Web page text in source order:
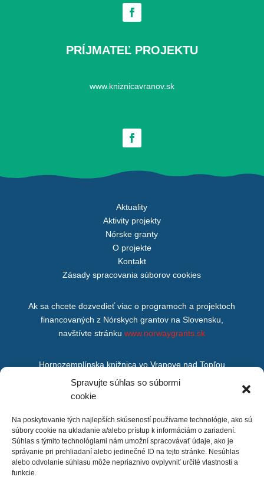
Spravujte súhlas so súbormi
cookie
Na poskytovanie tých najlepších skúseností používame technológie, ako sú
súbory cookie na ukladanie a/alebo prístup k informáciám o zariadení.
Súhlas s týmito technológiami nám umožní spracovávať údaje, ako je
správanie pri prehliadaní alebo jedinečné ID na tejto stránke. Nesúhlas
alebo odvolanie súhlasu môže nepriaznivo ovplyvniť určité vlastnosti a
funkcie.
PRÍJMATEĽ PROJEKTU
www.kniznicavranov.sk
Aktuality
Aktivity projekty
Nórske granty
O projekte
Kontakt
Zásady spracovania súborov cookies
Ak sa chcete dozvedieť viac o programoch a projektoch
financovaných z Nórskych grantov na Slovensku,
navštívte stránkuwww.norwaygrants.sk
Hornozemplínska knižnica vo Vranove nad Topľou
M. R. Štefánika 875/200,